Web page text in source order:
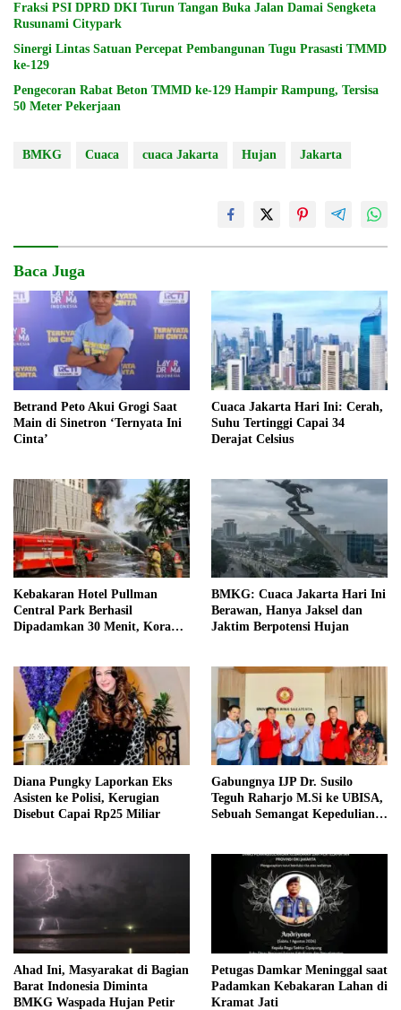
Fraksi PSI DPRD DKI Turun Tangan Buka Jalan Damai Sengketa
Rusunami Citypark
Sinergi Lintas Satuan Percepat Pembangunan Tugu Prasasti TMMD
ke-129
Pengecoran Rabat Beton TMMD ke-129 Hampir Rampung, Tersisa
50 Meter Pekerjaan
BMKG Cuaca cuaca Jakarta Hujan Jakarta
Baca Juga
Betrand Peto Akui Grogi Saat
Main di Sinetron ‘Ternyata Ini
Cinta’
Cuaca Jakarta Hari Ini: Cerah,
Suhu Tertinggi Capai 34
Derajat Celsius
Kebakaran Hotel Pullman
Central Park Berhasil
Dipadamkan 30 Menit, Koramil
BMKG: Cuaca Jakarta Hari Ini
Berawan, Hanya Jaksel dan
Jaktim Berpotensi Hujan
Diana Pungky Laporkan Eks
Asisten ke Polisi, Kerugian
Disebut Capai Rp25 Miliar
Gabungnya IJP Dr. Susilo
Teguh Raharjo M.Si ke UBISA,
Sebuah Semangat Kepedulian
Ahad Ini, Masyarakat di Bagian
Barat Indonesia Diminta
BMKG Waspada Hujan Petir
Petugas Damkar Meninggal saat
Padamkan Kebakaran Lahan di
Kramat Jati